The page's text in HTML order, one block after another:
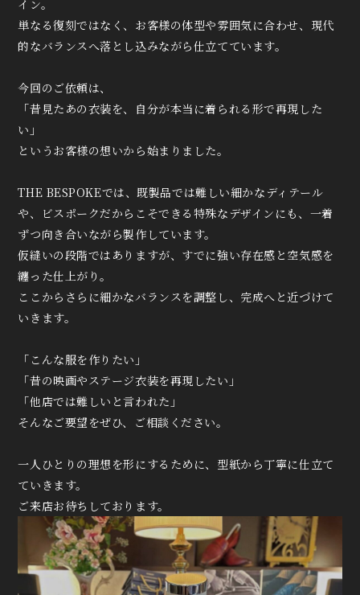
イン。
単なる復刻ではなく、お客様の体型や雰囲気に合わせ、現代
的なバランスへ落とし込みながら仕立てています。
今回のご依頼は、
「昔見たあの衣装を、自分が本当に着られる形で再現した
い」
というお客様の想いから始まりました。
THE BESPOKEでは、既製品では難しい細かなディテール
や、ビスポークだからこそできる特殊なデザインにも、一着
ずつ向き合いながら製作しています。
仮縫いの段階ではありますが、すでに強い存在感と空気感を
纏った仕上がり。
ここからさらに細かなバランスを調整し、完成へと近づけて
いきます。
「こんな服を作りたい」
「昔の映画やステージ衣装を再現したい」
「他店では難しいと言われた」
そんなご要望をぜひ、ご相談ください。
一人ひとりの理想を形にするために、型紙から丁寧に仕立て
ていきます。
ご来店お待ちしております。